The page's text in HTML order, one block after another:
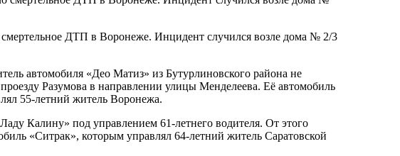
автомобиля «Део Матиз» из Бутурлиновского района не
Разумова в направлении улицы Менделеева. Её автомобиль
55-летний житель Воронежа.
Калину» под управлением 61-летнего водителя. От этого
«Ситрак», которым управлял 64-летний житель Саратовской